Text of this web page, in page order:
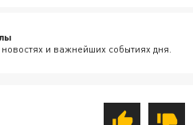
и важнейших событиях дня.